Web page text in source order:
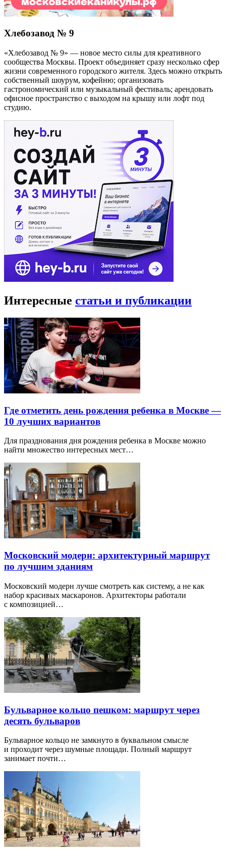
Хлебозавод № 9
«Хлебозавод № 9» — новое место силы для креативного
сообщества Москвы. Проект объединяет сразу несколько сфер
жизни современного городского жителя. Здесь можно открыть
собственный шоурум, кофейню; организовать
гастрономический или музыкальный фестиваль; арендовать
офисное пространство с выходом на крышу или лофт под
студию.
Интересные статьи и публикации
Где отметить день рождения ребенка в Москве —
10 лучших вариантов
Для празднования дня рождения ребенка в Москве можно
найти множество интересных мест…
Московский модерн: архитектурный маршрут
по лучшим зданиям
Московский модерн лучше смотреть как систему, а не как
набор красивых маскаронов. Архитекторы работали
с композицией…
Бульварное кольцо пешком: маршрут через
десять бульваров
Бульварное кольцо не замкнуто в буквальном смысле
и проходит через шумные площади. Полный маршрут
занимает почти…